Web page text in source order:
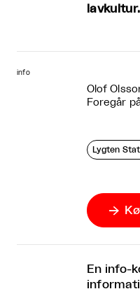
lavkultur.
info
Olof
Foregår
Lygten

En info-